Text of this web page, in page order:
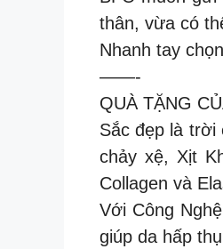
thân, vừa có
Nhanh tay
——-
QUÀ TẶNG
Sắc đẹp là trời
chảy xệ, Xịt
Collagen và
Với Công
giúp da hấp